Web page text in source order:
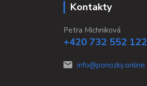
Kontakty
Petra Michniková
+420 732 552 122
info@ponozky.online